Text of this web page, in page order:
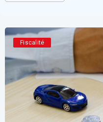
Fiscalité